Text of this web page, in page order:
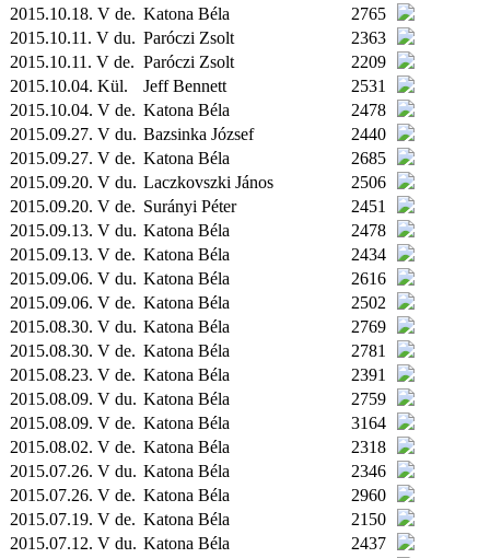
2015.10.18. V de. Katona Béla
2765
2015.10.11. V du. Paróczi Zsolt
2363
2015.10.11. V de. Paróczi Zsolt
2209
2015.10.04. Kül. Jeff Bennett
2531
2015.10.04. V de. Katona Béla
2478
2015.09.27. V du. Bazsinka József
2440
2015.09.27. V de. Katona Béla
2685
2015.09.20. V du. Laczkovszki János
2506
2015.09.20. V de. Surányi Péter
2451
2015.09.13. V du. Katona Béla
2478
2015.09.13. V de. Katona Béla
2434
2015.09.06. V du. Katona Béla
2616
2015.09.06. V de. Katona Béla
2502
2015.08.30. V du. Katona Béla
2769
2015.08.30. V de. Katona Béla
2781
2015.08.23. V de. Katona Béla
2391
2015.08.09. V du. Katona Béla
2759
2015.08.09. V de. Katona Béla
3164
2015.08.02. V de. Katona Béla
2318
2015.07.26. V du. Katona Béla
2346
2015.07.26. V de. Katona Béla
2960
2015.07.19. V de. Katona Béla
2150
2015.07.12. V du. Katona Béla
2437